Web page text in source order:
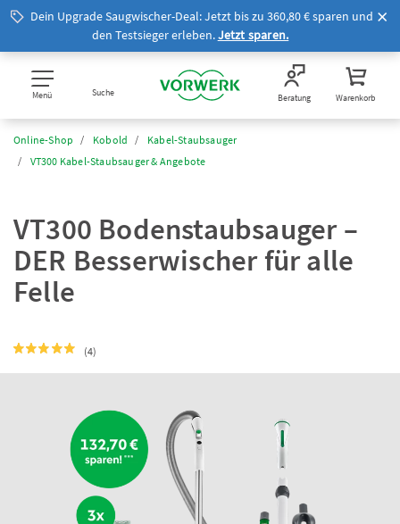
Dein Upgrade Saugwischer-Deal: Jetzt bis zu 360,80 € sparen und
den Testsieger erleben.Jetzt sparen.
Menü Suche Beratung Warenkorb
Online-Shop Kobold
Kabel-Staubsauger
VT300 Kabel-Staubsauger & Angebote
VT300 Bodenstaubsauger –
DER Besserwischer für alle
Felle
(4)